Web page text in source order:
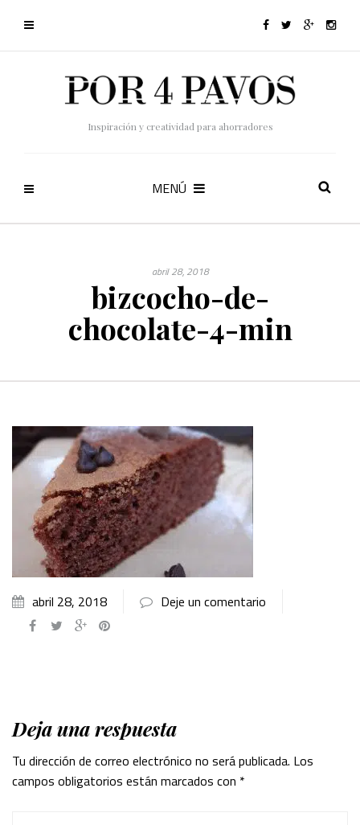
Inspiración y creatividad para ahorradores
MENÚ
abril 28, 2018
bizcocho-de-
chocolate-4-min
abril 28, 2018 Deje un comentario
Deja una respuesta
Tu dirección de correo electrónico no será publicada. Los
campos obligatorios están marcados con *